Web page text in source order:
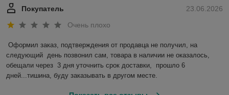
23.06.2026
Покупатель
Очень плохо
Оформил заказ, подтверждения от продавца не получил, на
следующий  день позвонил сам, товара в наличии не оказалось,
обещали через  3 дня уточнить срок доставки,  прошло 6
дней...тишина, буду заказывать в другом месте.